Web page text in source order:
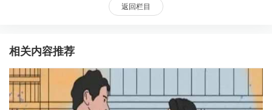
返回栏目
相关内容推荐